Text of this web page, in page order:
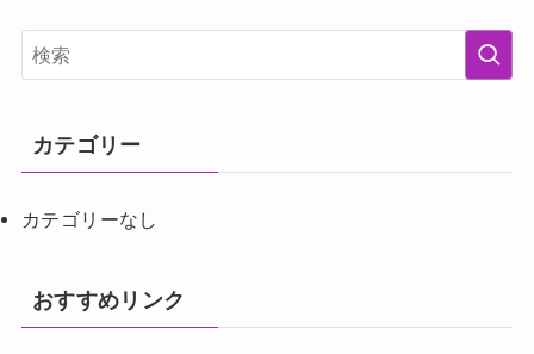
カテゴリー
カテゴリーなし
おすすめリンク